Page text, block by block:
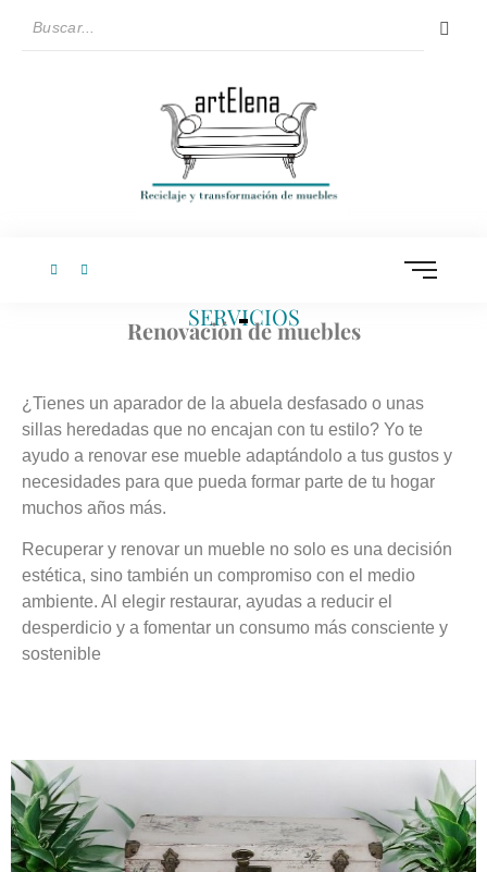
SERVICIOS
Renovación de muebles
¿Tienes un aparador de la abuela desfasado o unas
sillas heredadas que no encajan con tu estilo? Yo te
ayudo a renovar ese mueble adaptándolo a tus gustos y
necesidades para que pueda formar parte de tu hogar
muchos años más.
Recuperar y renovar un mueble no solo es una decisión
estética, sino también un compromiso con el medio
ambiente. Al elegir restaurar, ayudas a reducir el
desperdicio y a fomentar un consumo más consciente y
sostenible